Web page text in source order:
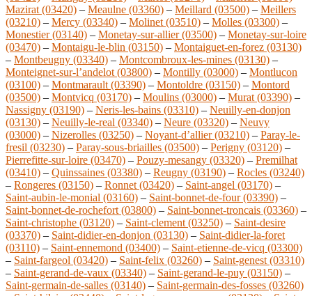
Mazirat (03420) – Meaulne (03360) – Meillard (03500) – Meillers
(03210) – Mercy (03340) – Molinet (03510) – Molles (03300) –
Monestier (03140) – Monetay-sur-allier (03500) – Monetay-sur-loire
(03470) – Montaigu-le-blin (03150) – Montaiguet-en-forez (03130)
– Montbeugny (03340) – Montcombroux-les-mines (03130) –
Monteignet-sur-l’andelot (03800) – Montilly (03000) – Montlucon
(03100) – Montmarault (03390) – Montoldre (03150) – Montord
(03500) – Montvicq (03170) – Moulins (03000) – Murat (03390) –
Nassigny (03190) – Neris-les-bains (03310) – Neuilly-en-donjon
(03130) – Neuilly-le-real (03340) – Neure (03320) – Neuvy
(03000) – Nizerolles (03250) – Noyant-d’allier (03210) – Paray-le-
fresil (03230) – Paray-sous-briailles (03500) – Perigny (03120) –
Pierrefitte-sur-loire (03470) – Pouzy-mesangy (03320) – Premilhat
(03410) – Quinssaines (03380) – Reugny (03190) – Rocles (03240)
– Rongeres (03150) – Ronnet (03420) – Saint-angel (03170) –
Saint-aubin-le-monial (03160) – Saint-bonnet-de-four (03390) –
Saint-bonnet-de-rochefort (03800) – Saint-bonnet-troncais (03360) –
Saint-christophe (03120) – Saint-clement (03250) – Saint-desire
(03370) – Saint-didier-en-donjon (03130) – Saint-didier-la-foret
(03110) – Saint-ennemond (03400) – Saint-etienne-de-vicq (03300)
– Saint-fargeol (03420) – Saint-felix (03260) – Saint-genest (03310)
– Saint-gerand-de-vaux (03340) – Saint-gerand-le-puy (03150) –
Saint-germain-de-salles (03140) – Saint-germain-des-fosses (03260)